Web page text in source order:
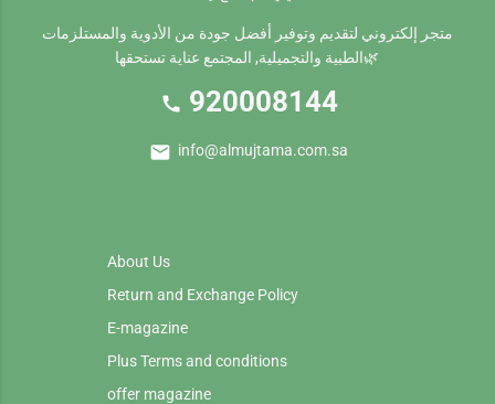
متجر إلكتروني لتقديم وتوفير أفضل جودة من الأدوية والمستلزمات
الطبية والتجميلية, المجتمع عناية تستحقها🌿
call 920008144
mail info@almujtama.com.sa
About Us
Return and Exchange Policy
E-magazine
Plus Terms and conditions
offer magazine